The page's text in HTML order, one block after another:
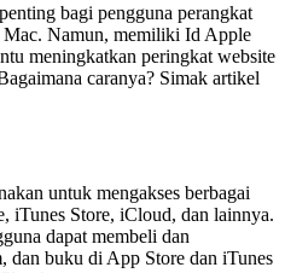
bagi pengguna perangkat
Mac. Namun, memiliki Id Apple
meningkatkan peringkat website
caranya? Simak artikel
untuk mengakses berbagai
iTunes Store, iCloud, dan lainnya.
dapat membeli dan
dan buku di App Store dan iTunes